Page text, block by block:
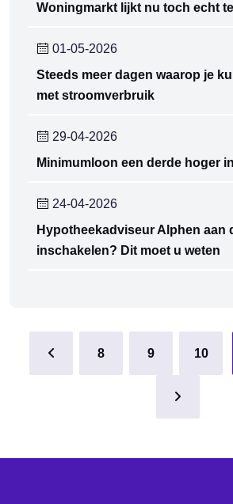
Woningmarkt lijkt nu toch echt
01-05-2026
Steeds meer dagen waarop je
met stroomverbruik
29-04-2026
Minimumloon een derde hoger
24-04-2026
Hypotheekadviseur Alphen aan
inschakelen? Dit moet u weten
8 9 10